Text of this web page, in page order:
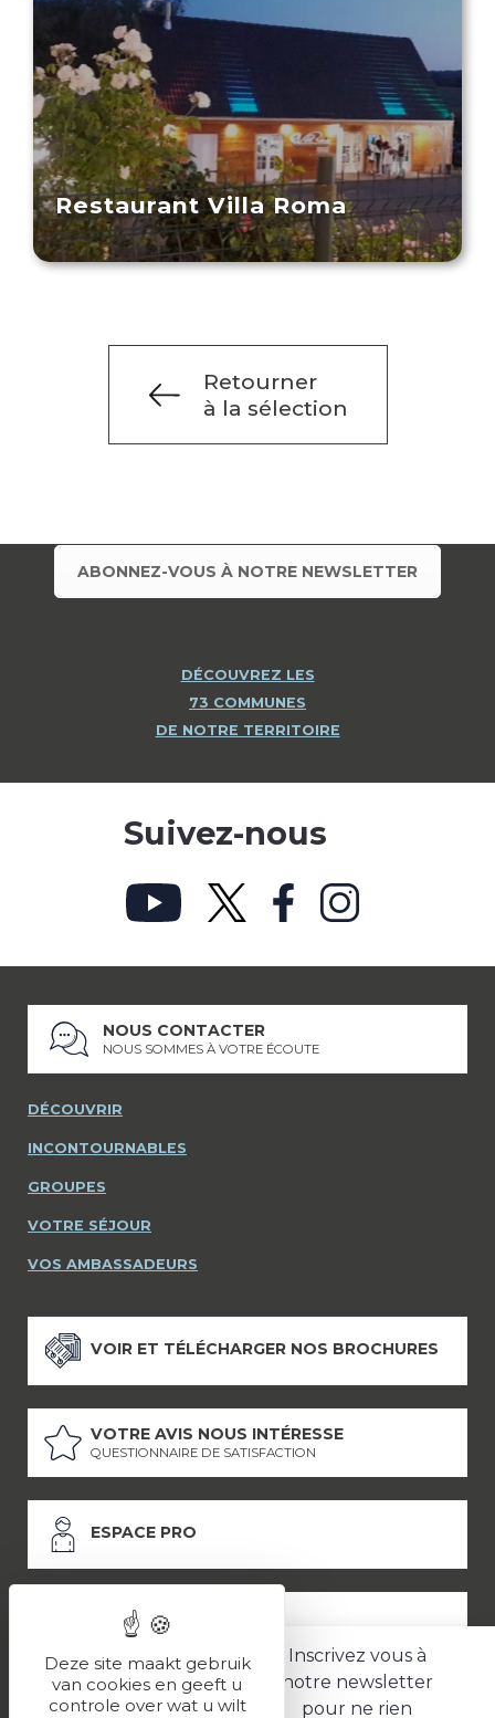
Restaurant Villa Roma
Retourner
à la sélection
Inscrivez vous à
notre newsletter
pour ne rien
ABONNEZ-VOUS À NOTRE NEWSLETTER
DÉCOUVREZ LES
73 COMMUNES
DE NOTRE TERRITOIRE
Suivez-nous
NOUS CONTACTER
NOUS SOMMES À VOTRE ÉCOUTE
DÉCOUVRIR
INCONTOURNABLES
GROUPES
VOTRE SÉJOUR
VOS AMBASSADEURS
VOIR ET TÉLÉCHARGER NOS BROCHURES
VOTRE AVIS NOUS INTÉRESSE
QUESTIONNAIRE DE SATISFACTION
ESPACE PRO
ESPACE PRESSE
LES PARTENAIRES
Deze site maakt gebruik
van cookies en geeft u
controle over wat u wilt